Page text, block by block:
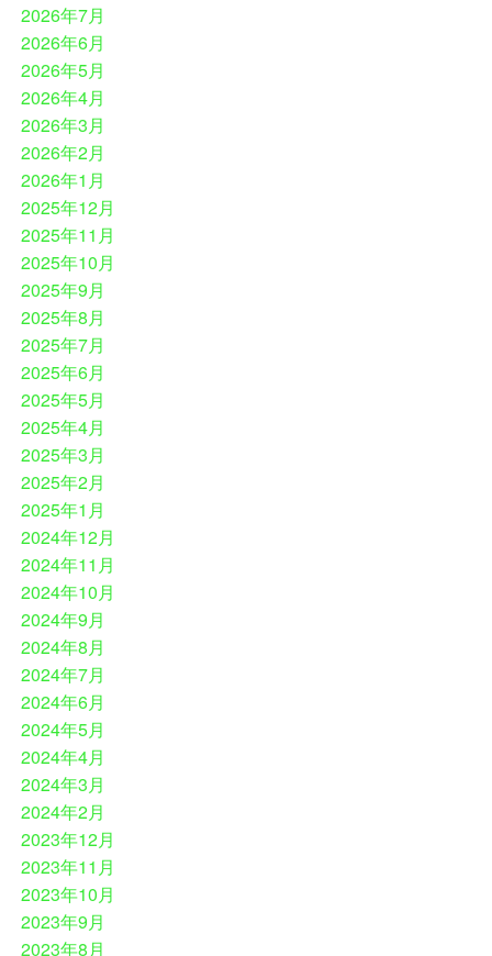
2026年7月
2026年6月
2026年5月
2026年4月
2026年3月
2026年2月
2026年1月
2025年12月
2025年11月
2025年10月
2025年9月
2025年8月
2025年7月
2025年6月
2025年5月
2025年4月
2025年3月
2025年2月
2025年1月
2024年12月
2024年11月
2024年10月
2024年9月
2024年8月
2024年7月
2024年6月
2024年5月
2024年4月
2024年3月
2024年2月
2023年12月
2023年11月
2023年10月
2023年9月
2023年8月